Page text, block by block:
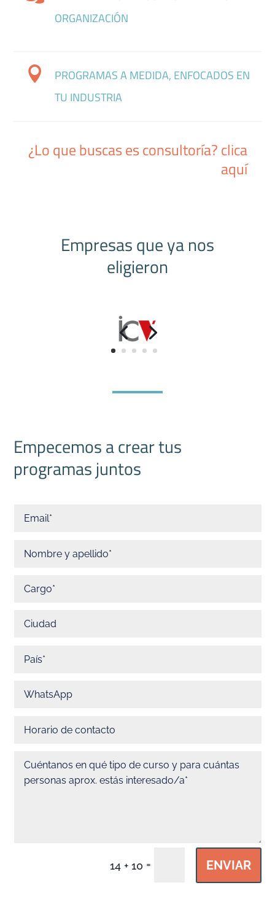
ORGANIZACIÓN

PROGRAMAS A MEDIDA, ENFOCADOS EN
TU INDUSTRIA
¿Lo que buscas es consultoría? clica
aquí
Empresas que ya nos
eligieron
Empecemos a crear tus
programas juntos
14 + 10 = ENVIAR